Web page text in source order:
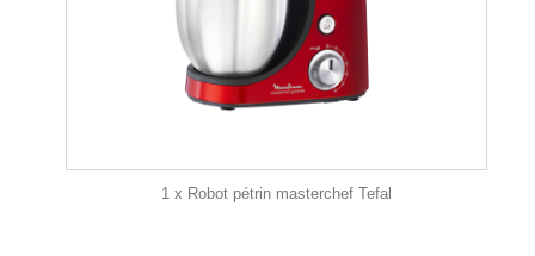
1 x Robot pétrin masterchef Tefal